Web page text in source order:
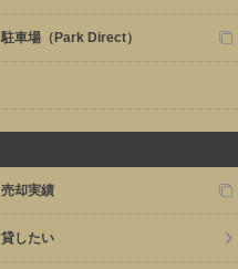
駐車場（Park Direct）
売却実績
貸したい